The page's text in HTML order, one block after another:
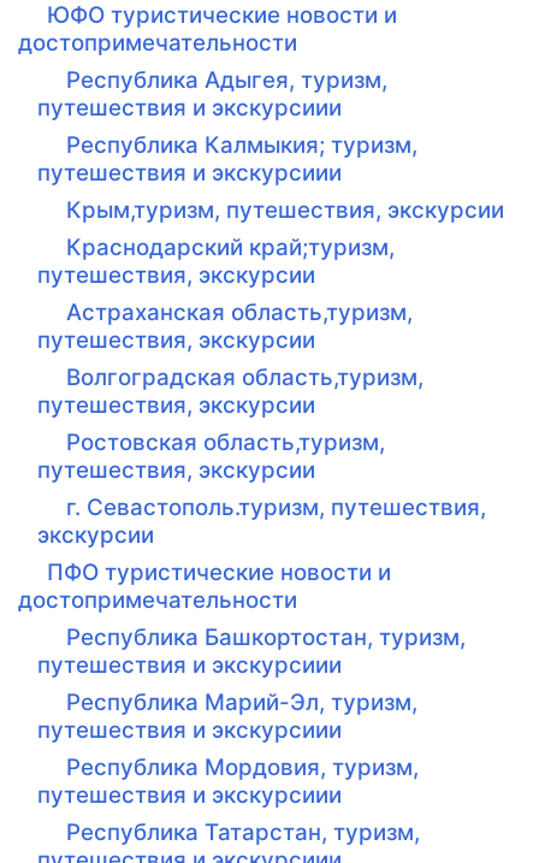
ЮФО туристические новости и
достопримечательности
Республика Адыгея, туризм,
путешествия и экскурсиии
Республика Калмыкия; туризм,
путешествия и экскурсиии
Крым,туризм, путешествия, экскурсии
Краснодарский край;туризм,
путешествия, экскурсии
Астраханская область,туризм,
путешествия, экскурсии
Волгоградская область,туризм,
путешествия, экскурсии
Ростовская область,туризм,
путешествия, экскурсии
г. Севастополь.туризм, путешествия,
экскурсии
ПФО туристические новости и
достопримечательности
Республика Башкортостан, туризм,
путешествия и экскурсиии
Республика Марий-Эл, туризм,
путешествия и экскурсиии
Республика Мордовия, туризм,
путешествия и экскурсиии
Республика Татарстан, туризм,